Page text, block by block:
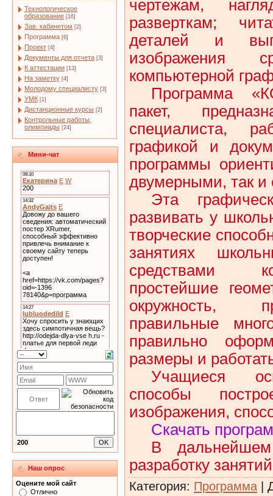
Технологическое
образование [16]
Зав. кабинетом [2]
Программа [6]
Проект [4]
Документы для отчета [3]
К аттестации [13]
На заметку [4]
Молодому специалисту [3]
УМК [1]
Дистанционные курсы [2]
Контрольные работы,
олимпиады [24]
Мини-чат
200
Наш опрос
Оцените мой сайт
Отлично
чертежам,
разверткам;
деталей и
изображения
компьютерной
Программа
пакет,
специалиста,
графикой и
программы
двумерными, так и
Эта
развивать у
творческие
занятиях
средствами
простейшие
окружность,
правильные
правильно
размеры и
Учащиеся
способы
изображения,
Скачать
В
разработку
Категория: Программа |